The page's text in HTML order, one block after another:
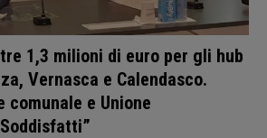
1,3 milioni di euro per gli hub
Vernasca e Calendasco.
comunale e Unione